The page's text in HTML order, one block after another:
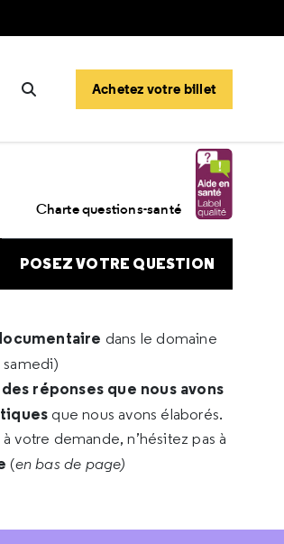
Rechercher
Achetez votre billet
Charte questions-santé
POSEZ VOTRE QUESTION
dans le domaine
samedi)
réponses que nous avons
que nous avons élaborés.
votre demande, n’hésitez pas à
(en bas de page)